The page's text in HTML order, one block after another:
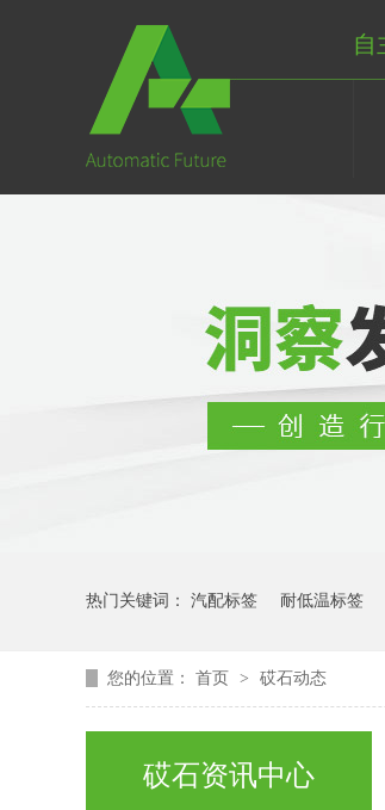
自
热门关键词： 汽配标签 耐低温标签
您的位置： 首页 > 砹石动态
砹石资讯中心